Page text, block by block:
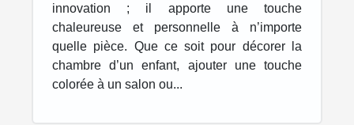
innovation ; il apporte une touche
chaleureuse et personnelle à n’importe
quelle pièce. Que ce soit pour décorer la
chambre d’un enfant, ajouter une touche
colorée à un salon ou...